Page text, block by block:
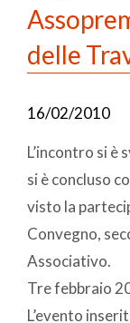
delle
16/02/2010
L’incontro si è
si è concluso
visto la
Convegno,
Associativo.
Tre febbraio
L’evento